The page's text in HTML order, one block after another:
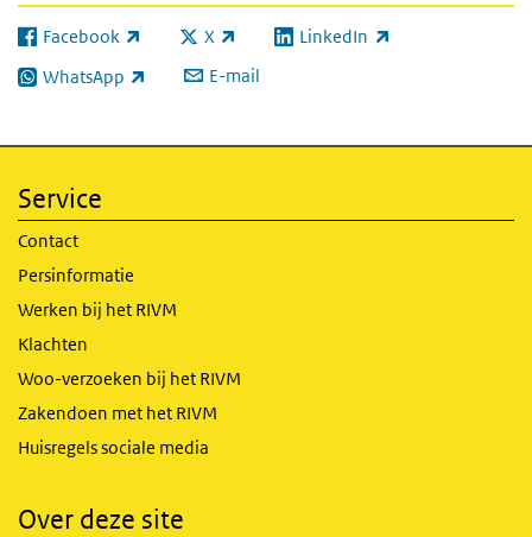
Facebook
(externe link) X
(externe link) LinkedIn
(externe link)
WhatsApp
(externe link) E-mail
Service
Contact
Persinformatie
Werken bij het RIVM
Klachten
Woo-verzoeken bij het RIVM
Zakendoen met het RIVM
Huisregels sociale media
Over deze site